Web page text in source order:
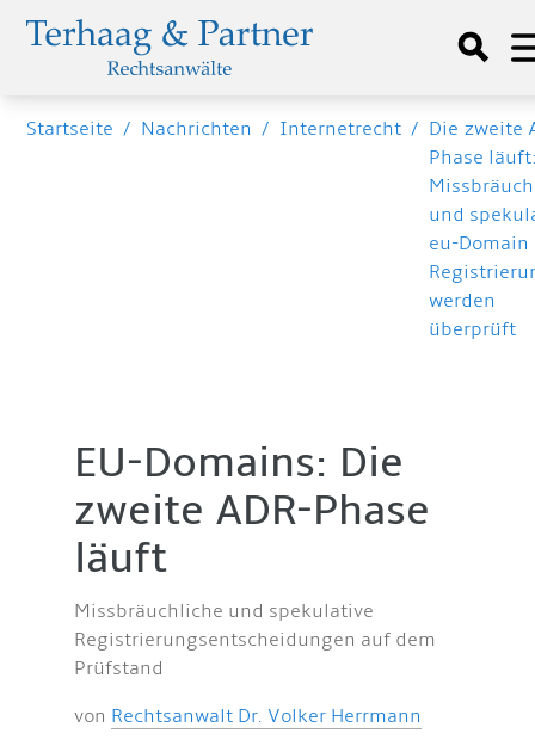
Startseite / Nachrichten / Internetrecht / Die zweite
Phase
und
eu-Domain
werden
überprüft
EU-Domains: Die
zweite ADR-Phase
läuft
Missbräuchliche und spekulative
Registrierungsentscheidungen auf dem
Prüfstand
von Rechtsanwalt Dr. Volker Herrmann